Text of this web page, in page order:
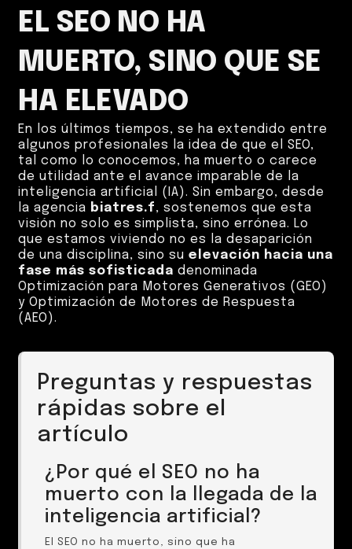
EL SEO NO HA
MUERTO, SINO QUE SE
HA ELEVADO
En los últimos tiempos, se ha extendido entre
algunos profesionales la idea de que el SEO,
tal como lo conocemos, ha muerto o carece
de utilidad ante el avance imparable de la
inteligencia artificial (IA). Sin embargo, desde
la agencia biatres.f, sostenemos que esta
visión no solo es simplista, sino errónea. Lo
que estamos viviendo no es la desaparición
de una disciplina, sino suelevación hacia una
fase más sofisticada denominada
Optimización para Motores Generativos (GEO)
y Optimización de Motores de Respuesta
(AEO).
Preguntas y respuestas
rápidas sobre el
artículo
¿Por qué el SEO no ha
muerto con la llegada de la
inteligencia artificial?
El SEO no ha muerto, sino que ha